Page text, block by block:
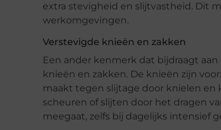
extra stevigheid en slijtvastheid. Dit
werkomgevingen.
Verstevigde knieën en zakken
Een ander kenmerk dat bijdraagt
knieën en zakken. De knieën zijn
maakt tegen slijtage door knielen en
scheuren of slijten door het dragen
meegaat, zelfs bij dagelijks intensief